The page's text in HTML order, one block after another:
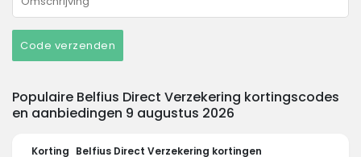
Code verzenden
Populaire Belfius Direct Verzekering kortingscodes
en aanbiedingen 9 augustus 2026
Korting Belfius Direct Verzekering kortingen